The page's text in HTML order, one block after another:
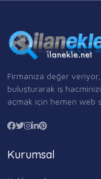
Firmanıza değer
buluşturarak iş
açmak için hemen web
Kurumsal